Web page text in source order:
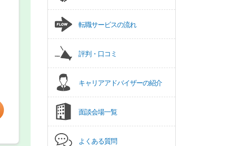
転職サービスの流れ
評判・口コミ
キャリアアドバイザーの紹介
面談会場一覧
よくある質問